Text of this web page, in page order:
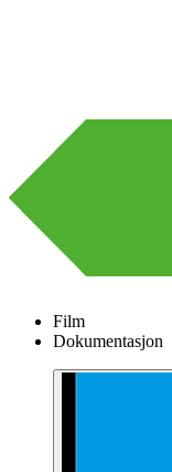
Film
Dokumentasjon